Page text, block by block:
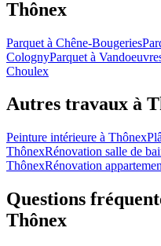
Thônex
Parquet à Chêne-Bougeries
ColognyParquet à
Choulex
Autres travaux à
Peinture intérieure à Thônex
ThônexRénovation salle de
ThônexRénovation
Questions
Thônex